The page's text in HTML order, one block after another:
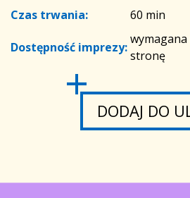
Czas trwania:
60 min
Dostępność imprezy:
stronę
DODAJ DO